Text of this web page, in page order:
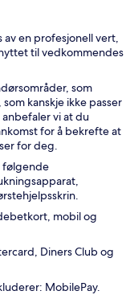
en profesjonell vert,
til vedkommendes
som
kanskje ikke passer
vi at du
for å bekrefte at
for deg.
følgende
mobil og
Diners Club og
MobilePay.